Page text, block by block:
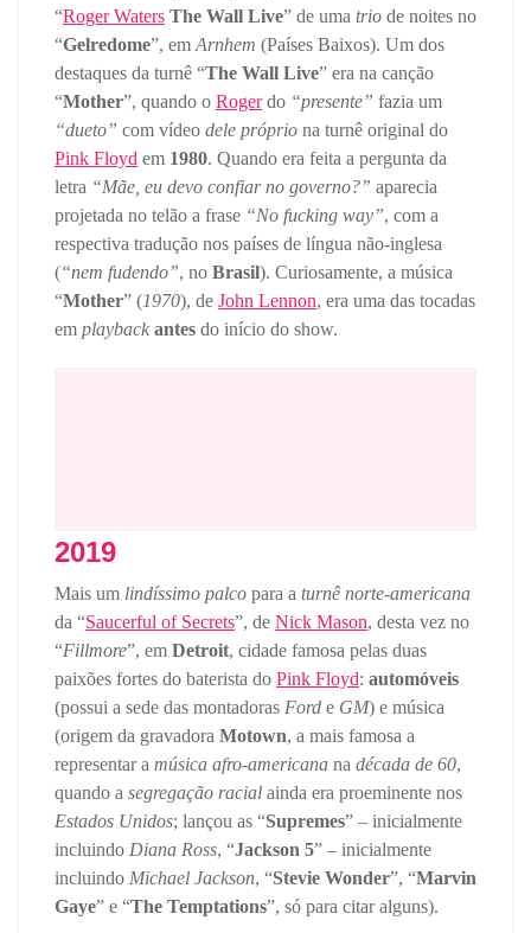
“Roger Waters The Wall Live” de uma trio de noites no
“Gelredome”, em Arnhem (Países Baixos). Um dos
destaques da turnê “The Wall Live” era na canção
“Mother”, quando o Rogerdo “presente” fazia um
“dueto” com vídeo dele próprio na turnê original do
Pink Floyd em 1980. Quando era feita a pergunta da
letra “Mãe, eu devo confiar no governo?” aparecia
projetada no telão a frase “No fucking way”, com a
respectiva tradução nos países de língua não-inglesa
(“nem fudendo”, no Brasil). Curiosamente, a música
“Mother” (1970), de John Lennon, era uma das tocadas
em playback antes do início do show.
2019
Mais um lindíssimo palco para a turnê norte-americana
da “Saucerful of Secrets”, de Nick Mason, desta vez no
“Fillmore”, em Detroit, cidade famosa pelas duas
paixões fortes do baterista do Pink Floyd: automóveis
(possui a sede das montadoras Ford e GM) e música
(origem da gravadora Motown, a mais famosa a
representar a música afro-americana na década de 60,
quando a segregação racial ainda era proeminente nos
Estados Unidos; lançou as “Supremes” – inicialmente
incluindo Diana Ross, “Jackson 5” – inicialmente
incluindo Michael Jackson, “Stevie Wonder”, “Marvin
Gaye” e “The Temptations”, só para citar alguns).